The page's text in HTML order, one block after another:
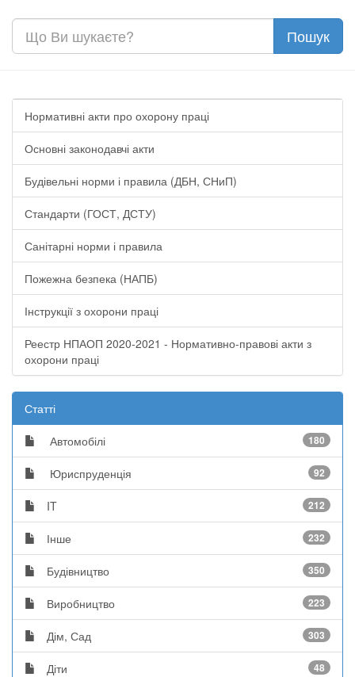
Нормативні акти про охорону праці
Основні законодавчі акти
Будівельні норми і правила (ДБН, СНиП)
Стандарти (ГОСТ, ДСТУ)
Санітарні норми і правила
Пожежна безпека (НАПБ)
Інструкції з охорони праці
Реестр НПАОП 2020-2021 - Нормативно-правові акти з
охорони праці
Статті
Автомобілі 180
Юриспруденція 92
IT 212
Інше 232
Будівництво 350
Виробництво 223
Дім, Сад 303
Діти 48